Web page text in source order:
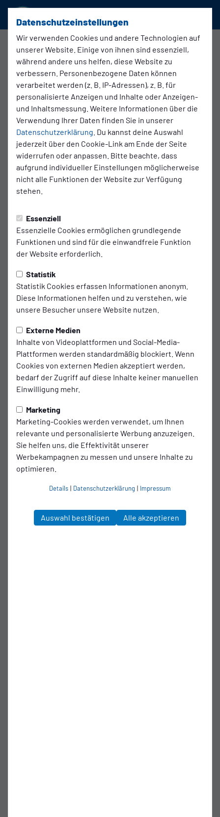
Datenschutzeinstellungen
Wir verwenden Cookies und andere Technologien auf
unserer Website. Einige von ihnen sind essenziell,
während andere uns helfen, diese Website zu
verbessern. Personenbezogene Daten können
verarbeitet werden (z. B. IP-Adressen), z. B. für
personalisierte Anzeigen und Inhalte oder Anzeigen-
und Inhaltsmessung. Weitere Informationen über die
Verwendung Ihrer Daten finden Sie in unserer
Datenschutzerklärung . Du kannst deine Auswahl
jederzeit über den Cookie-Link am Ende der Seite
widerrufen oder anpassen. Bitte beachte, dass
aufgrund individueller Einstellungen möglicherweise
nicht alle Funktionen der Website zur Verfügung
stehen.
Essenziell
Essenzielle Cookies ermöglichen grundlegende
Funktionen und sind für die einwandfreie Funktion
der Website erforderlich.
Statistik
Statistik Cookies erfassen Informationen anonym.
Diese Informationen helfen und zu verstehen, wie
unsere Besucher unsere Website nutzen.
Externe Medien
Inhalte von Videoplattformen und Social-Media-
Plattformen werden standardmäßig blockiert. Wenn
Cookies von externen Medien akzeptiert werden,
bedarf der Zugriff auf diese Inhalte keiner manuellen
Einwilligung mehr.
Marketing
Marketing-Cookies werden verwendet, um Ihnen
relevante und personalisierte Werbung anzuzeigen.
Sie helfen uns, die Effektivität unserer
Werbekampagnen zu messen und unsere Inhalte zu
optimieren.
Details | Datenschutzerklärung | Impressum
Auswahl bestätigen Alle akzeptieren
1. Damen
07.06.2026 11:00 Uhr
SSVg Velbert 02 - Fortuna
Düsseldorf